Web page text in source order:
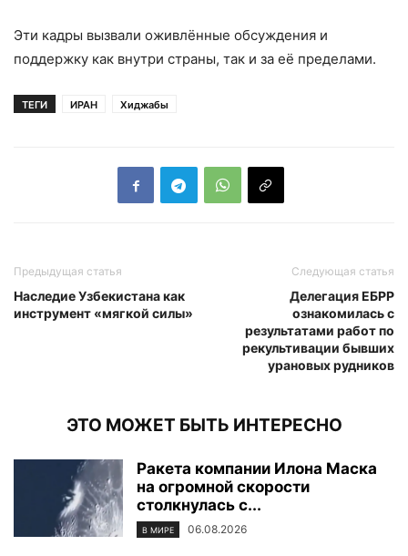
Эти кадры вызвали оживлённые обсуждения и
поддержку как внутри страны, так и за её пределами.
ТЕГИ ИРАН Хиджабы
Предыдущая статья
Наследие Узбекистана как
инструмент «мягкой силы»
Следующая статья
Делегация ЕБРР
ознакомилась с
результатами работ по
рекультивации бывших
урановых рудников
ЭТО МОЖЕТ БЫТЬ ИНТЕРЕСНО
Ракета компании Илона Маска
на огромной скорости
столкнулась с...
В МИРЕ 06.08.2026